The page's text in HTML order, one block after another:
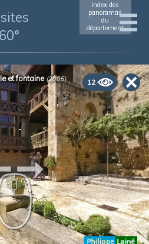
Index des
panoramas
du
département
-
12
et fontaine (2005)